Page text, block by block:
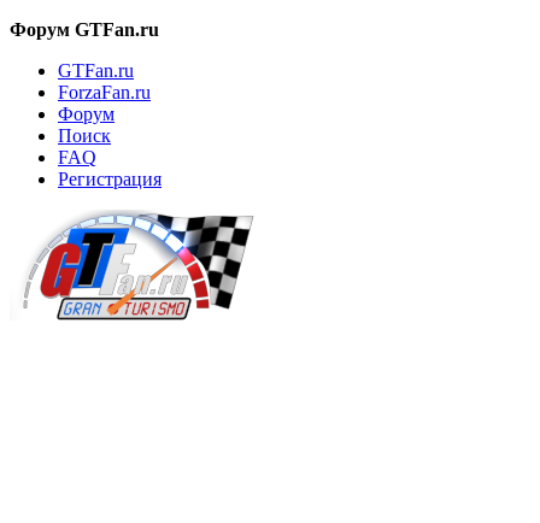
Форум GTFan.ru
GTFan.ru
ForzaFan.ru
Форум
Поиск
FAQ
Регистрация